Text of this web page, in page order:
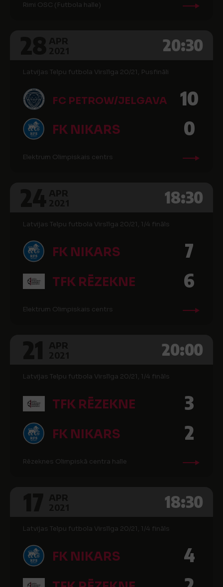
Rimi OSC (Futbola halle)
20:30
Latvijas Telpu futbola Virslīga 20/21, Pusfināli
FC PETROW/JELGAVA 10
FK NIKARS 0
Elektrum Olimpiskais centrs
18:30
Latvijas Telpu futbola Virslīga 20/21, 1/4 fināls
FK NIKARS 7
TFK RĒZEKNE 6
Elektrum Olimpiskais centrs
20:00
Latvijas Telpu futbola Virslīga 20/21, 1/4 fināls
TFK RĒZEKNE 3
FK NIKARS 2
Rēzeknes Olimpiskā centra halle
18:30
Latvijas Telpu futbola Virslīga 20/21, 1/4 fināls
FK NIKARS 4